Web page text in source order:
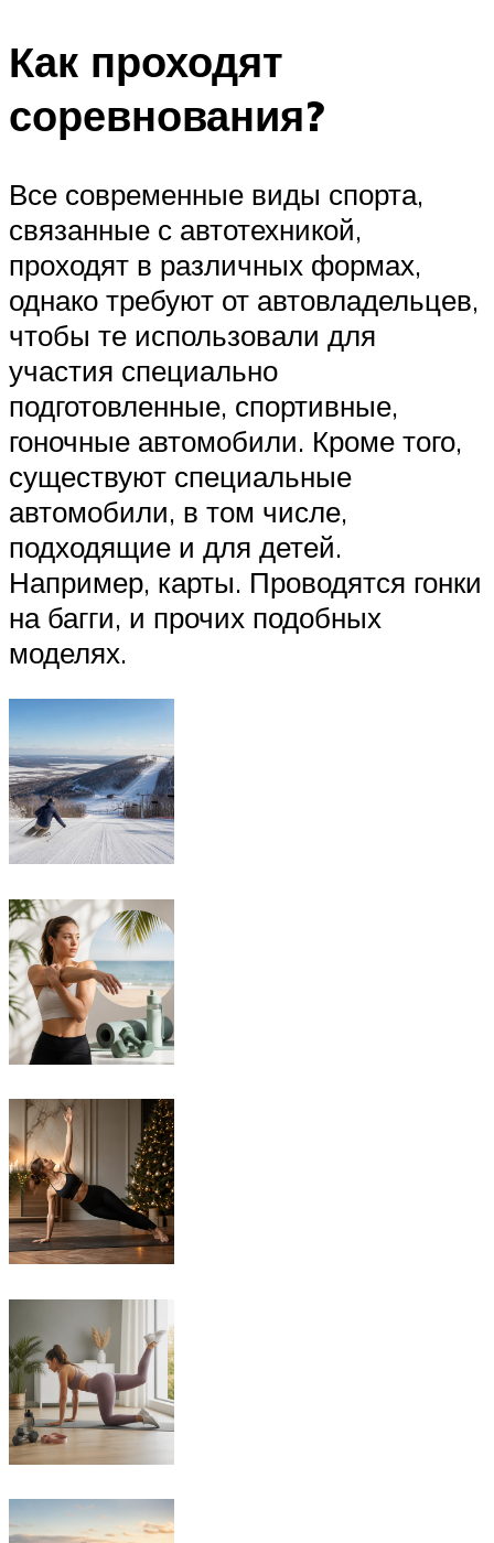
Как проходят
соревнования?
Все современные виды спорта,
связанные с автотехникой,
проходят в различных формах,
однако требуют от автовладельцев,
чтобы те использовали для
участия специально
подготовленные, спортивные,
гоночные автомобили. Кроме того,
существуют специальные
автомобили, в том числе,
подходящие и для детей.
Например, карты. Проводятся гонки
на багги, и прочих подобных
моделях.